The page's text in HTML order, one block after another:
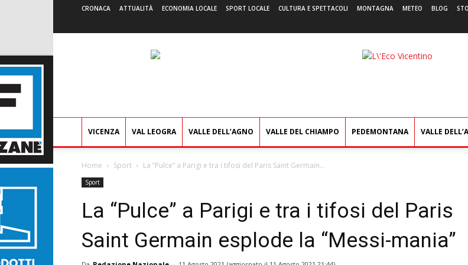
CRONACA ATTUALITÀ ECONOMIA LOCALE SPORT LOCALE CULTURA E SPETTACOLI MONTAGNA METEO BLOG
L'Eco
VICENZA VAL LEOGRA VALLE DELL’AGNO VALLE DEL CHIAMPO PEDEMONTANA VALLE
Home Sport La “Pulce” a Parigi e tra i tifosi del Paris Saint Germain...
Sport
La “Pulce” a Parigi e tra i tifosi del Paris
Saint Germain esplode la “Messi-mania”